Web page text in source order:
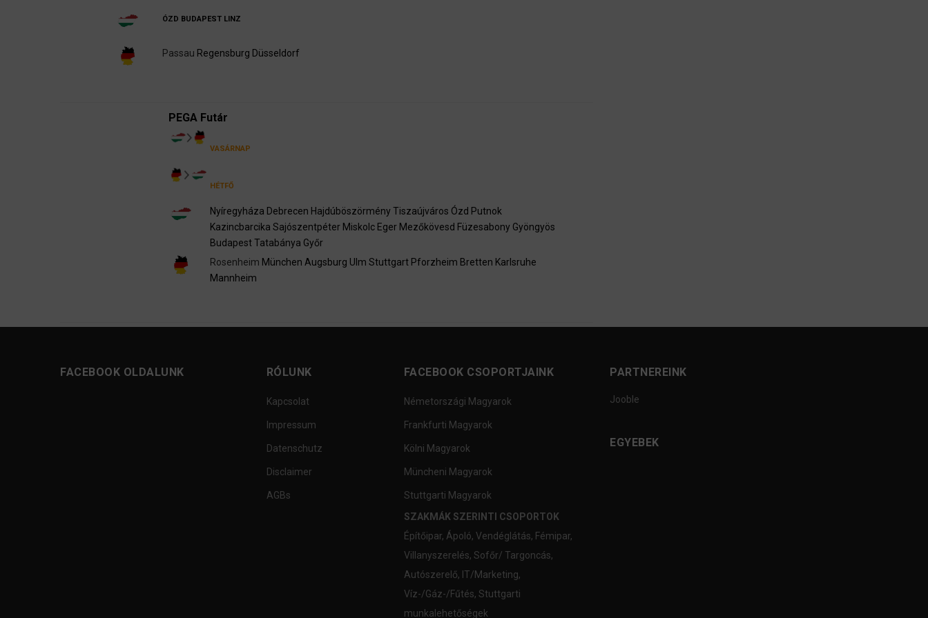
ÓZD BUDAPEST LINZ
Passau Regensburg Düsseldorf
PEGA Futár
VASÁRNAP
HÉTFŐ
Nyíregyháza Debrecen Hajdúböszörmény Tiszaújváros Ózd Putnok
Kazincbarcika Sajószentpéter Miskolc Eger Mezőkövesd Füzesabony Gyöngyös
BudapestTatabánya Győr
Rosenheim München Augsburg Ulm Stuttgart Pforzheim Bretten Karlsruhe
Mannheim
FACEBOOK OLDALUNK RÓLUNK
Kapcsolat
Impressum
Datenschutz
Disclaimer
AGBs
FACEBOOK CSOPORTJAINK
Németországi Magyarok
Frankfurti Magyarok
Kölni Magyarok
Müncheni Magyarok
Stuttgarti Magyarok
SZAKMÁK SZERINTI CSOPORTOK
Építőipar, Ápoló, Vendéglátás, Fémipar,
Villanyszerelés, Sofőr/ Targoncás,
Autószerelő, IT/Marketing,
Víz-/Gáz-/Fűtés, Stuttgarti
munkalehetőségek
PARTNEREINK
Jooble
EGYEBEK